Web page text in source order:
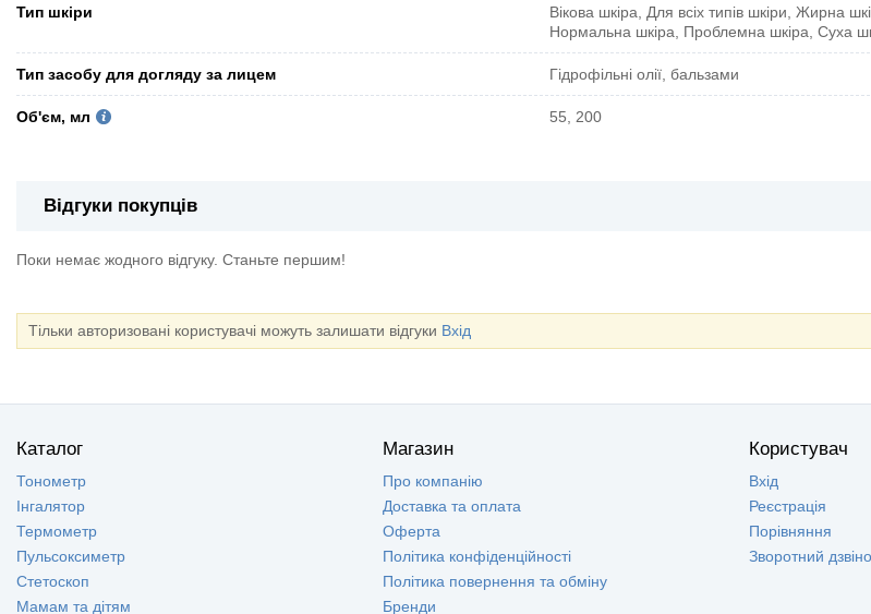
Тип шкіри
Вікова шкіра, Для всіх типів шкіри, Жирна
Нормальна шкіра, Проблемна шкіра, Суха
Тип засобу для догляду за лицем Гідрофільні олії, бальзами
Об'єм, мл 55, 200
Відгуки покупців
Поки немає жодного відгуку. Станьте першим!
Тільки авторизовані користувачі можуть залишати відгуки Вхід
Каталог
Тонометр
Інгалятор
Термометр
Пульсоксиметр
Стетоскоп
Мамам та дітям
Магазин
Про компанію
Доставка та оплата
Оферта
Політика конфіденційності
Політика повернення та обміну
Бренди
Користувач
Вхід
Реєстрація
Порівняння
Зворотний